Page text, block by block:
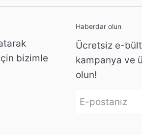
bizimle
Haberdar olun
Ücretsiz e-
kampanya ve
olun!